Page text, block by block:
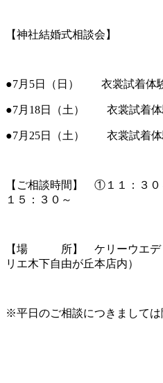
【神社結婚式相談会】
●7月5日（日） 衣裳試着
●7月18日（土） 衣裳試着体
●7月25日（土） 衣裳試着
【ご相談時間】 ①１１
１５：３０～
【場 所】 ケリーウエディ
リエ木下自由が丘本店内）
※平日のご相談につきましては